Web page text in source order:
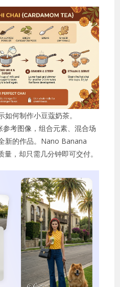
何制作小豆蔻奶茶。
考图像，组合元素、混合场
新的作品。Nano Banana
，却只需几分钟即可交付。